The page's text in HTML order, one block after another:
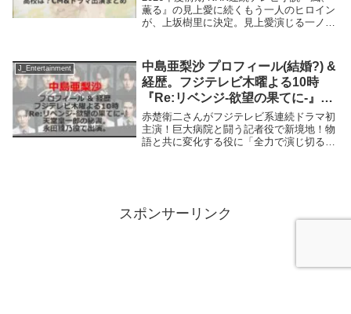
薫る』の見上愛に続くもう一人のヒロイン
が、上坂樹里に決定。見上愛演じる一ノ瀬
の出身高校は？過去出演したCMやテレビ
ドラ...
J_Entertainment
中島亜梨沙 プロフィール(結婚?) &
経歴。フジテレビ木曜よる10時
『Re:リベンジ-欲望の果てに-』天
堂皇一郎の秘書。永田綾乃役で出
演。
赤楚衛二さんがフジテレビ系連続ドラマ初
主演！巨大病院と闘う記者役で新境地！物
語と共に変化する役に「全力で演じ切る」
スポンサーリンク